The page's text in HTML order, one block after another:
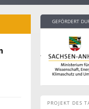
GEFÖRDERT
PROJEKT DES